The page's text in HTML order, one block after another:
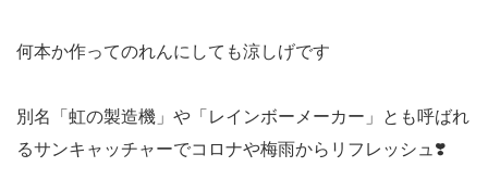
何本か作ってのれんにしても涼しげです
別名「虹の製造機」や「レインボーメーカー」とも呼ばれ
るサンキャッチャーでコロナや梅雨からリフレッシュ❣️